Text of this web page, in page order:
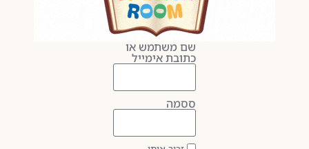
שם משתמש או
כתובת אימייל
ססמה